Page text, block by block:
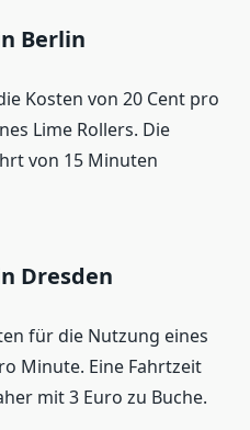
Berlin
Kosten von 20 Cent pro
Lime Rollers. Die
von 15 Minuten
Dresden
für die Nutzung eines
Minute. Eine Fahrtzeit
mit 3 Euro zu Buche.